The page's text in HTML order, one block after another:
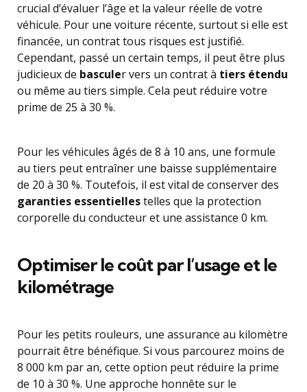
crucial d’évaluer l’âge et la valeur réelle de votre
véhicule. Pour une voiture récente, surtout si elle est
financée, un contrat tous risques est justifié.
Cependant, passé un certain temps, il peut être plus
judicieux de basculer vers un contrat à tiers étendu
ou même au tiers simple. Cela peut réduire votre
prime de 25 à 30 %.
Pour les véhicules âgés de 8 à 10 ans, une formule
au tiers peut entraîner une baisse supplémentaire
de 20 à 30 %. Toutefois, il est vital de conserver des
garanties essentiellestelles que la protection
corporelle du conducteur et une assistance 0 km.
Optimiser le coût par l’usage et le
kilométrage
Pour les petits rouleurs, une assurance au kilomètre
pourrait être bénéfique. Si vous parcourez moins de
8 000 km par an, cette option peut réduire la prime
de 10 à 30 %. Une approche honnête sur le